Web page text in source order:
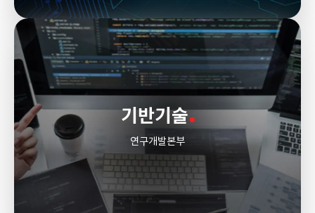
기반기술
연구개발본부